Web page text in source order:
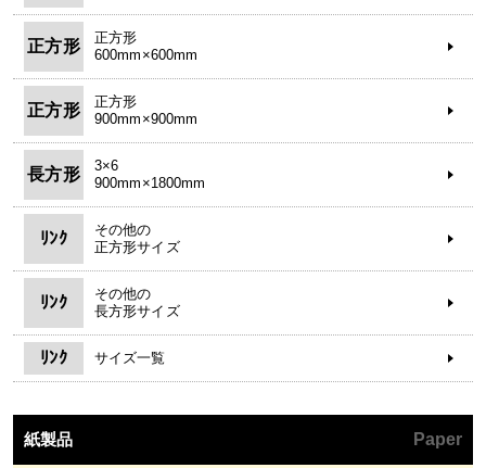
正方形
正方形
600mm×600mm
正方形
正方形
900mm×900mm
長方形
3×6
900mm×1800mm
ﾘﾝｸ
その他の
正方形サイズ
ﾘﾝｸ
その他の
長方形サイズ
ﾘﾝｸ サイズ一覧
紙製品 Paper